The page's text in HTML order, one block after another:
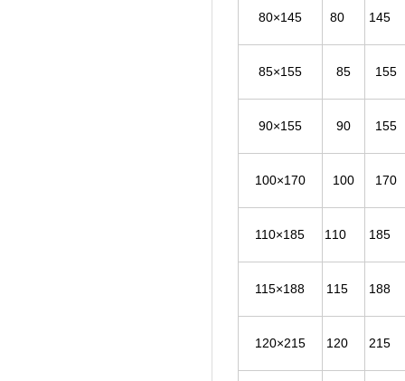
80×145 80 145
85×155 85 155
90×155 90 155
100×170 100 170
110×185 110 185
115×188 115 188
120×215 120 215